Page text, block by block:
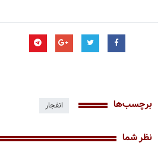
برچسب‌ها انفجار
نظر شما